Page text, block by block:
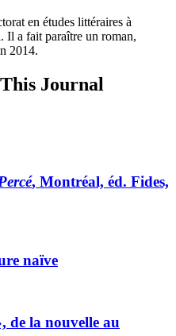
en études littéraires à
Il a fait paraître un roman,
2014.
Journal
, Montréal, éd. Fides,
naïve
de la nouvelle au